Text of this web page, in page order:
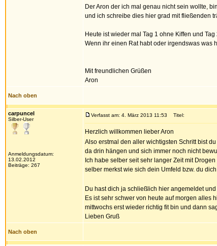
Der Aron der ich mal genau nicht sein wollte,
und ich schreibe dies hier grad mit fließenden
Heute ist wieder mal Tag 1 ohne Kiffen und Tag
Wenn ihr einen Rat habt oder irgendswas was
Mit freundlichen Grüßen
Aron
Nach oben
carpuncel
Silber-User
Anmeldungsdatum:
13.02.2012
Beiträge: 267
Verfasst am: 4. März 2013 11:53 Titel:
Herzlich willkommen lieber Aron
Also erstmal den aller wichtigsten Schritt bist
da drin hängen und sich immer noch nicht
Ich habe selber seit sehr langer Zeit mit
selber merkst wie sich dein Umfeld bzw. du
Du hast dich ja schließlich hier angemeldet
Es ist sehr schwer von heute auf morgen alles
mittwochs erst wieder richtig fit bin und dann
Lieben Gruß
Nach oben